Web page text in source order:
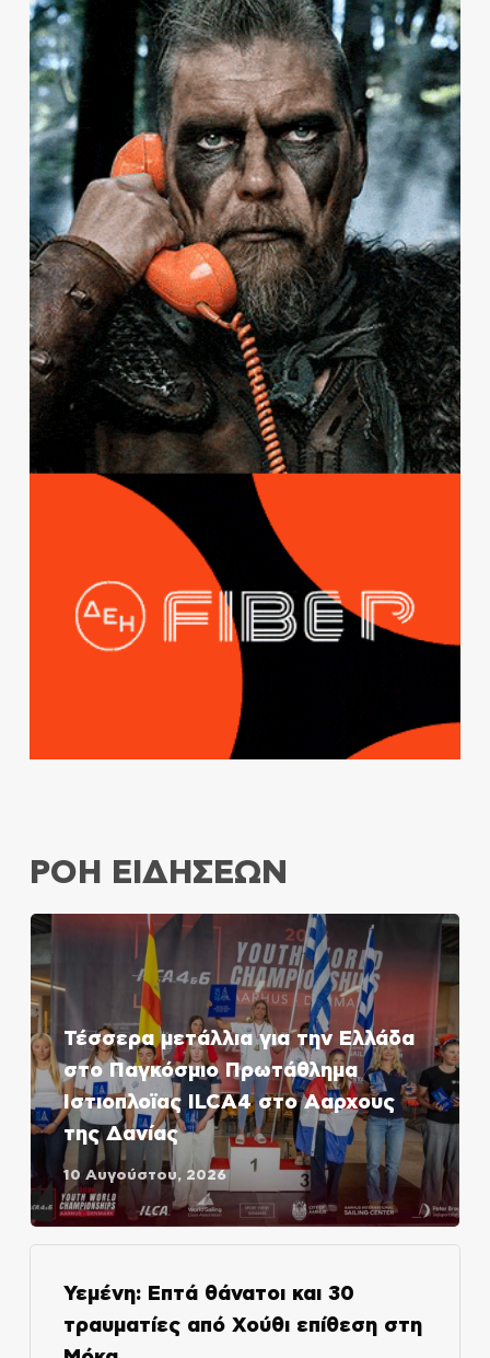
ΡΟΗ ΕΙΔΗΣΕΩΝ
Τέσσερα μετάλλια για την Ελλάδα
στο Παγκόσμιο Πρωτάθλημα
Ιστιοπλοϊας ILCA4 στο Ααρχους
της Δανίας
10 Αυγούστου, 2026
Υεμένη: Επτά θάνατοι και 30
τραυματίες από Χούθι επίθεση στη